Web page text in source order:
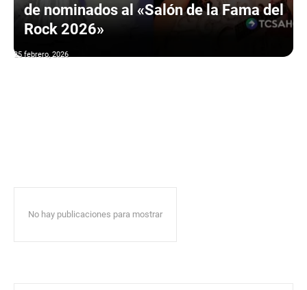
de nominados al «Salón de la Fama del
Rock 2026»
25 febrero, 2026
No hay publicaciones para mostrar